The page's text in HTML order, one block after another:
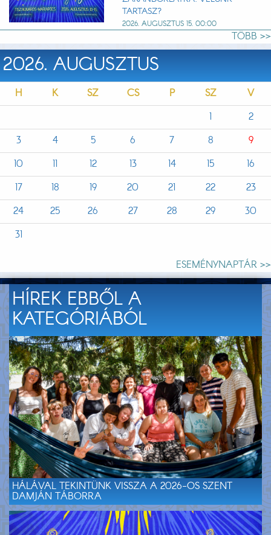
TARTASZ?
2026. AUGUSZTUS 15. 00:00
TÖBB >>
2026. AUGUSZTUS
H K SZ CS P SZ
V
1
2
3
4 5 6 7 8
9
10
11 12 13 14 15
16
17
18 19 20 21 22
23
24
25 26 27 28 29
30
31
ESEMÉNYNAPTÁR >>
HÍREK EBBŐL A
KATEGÓRIÁBÓL
HÁLÁVAL TEKINTÜNK VISSZA A 2026-OS SZENT
DAMJÁN TÁBORRA